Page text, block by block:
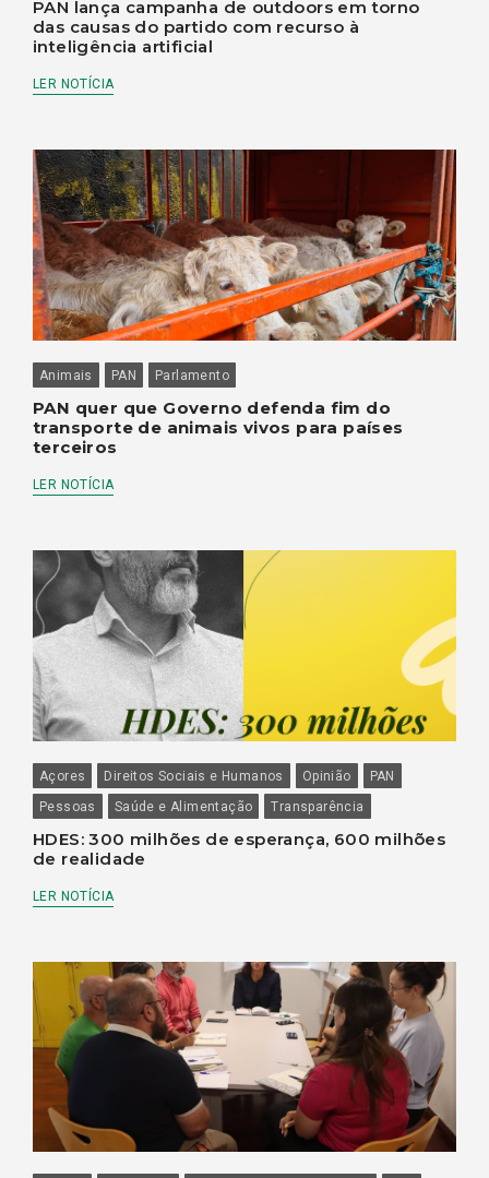
PAN lança campanha de outdoors em torno
das causas do partido com recurso à
inteligência artificial
LER NOTÍCIA
Animais PAN Parlamento
PAN quer que Governo defenda fim do
transporte de animais vivos para países
terceiros
LER NOTÍCIA
Açores Direitos Sociais e Humanos Opinião
PAN
Pessoas
Saúde e Alimentação Transparência
HDES: 300 milhões de esperança, 600 milhões
de realidade
LER NOTÍCIA